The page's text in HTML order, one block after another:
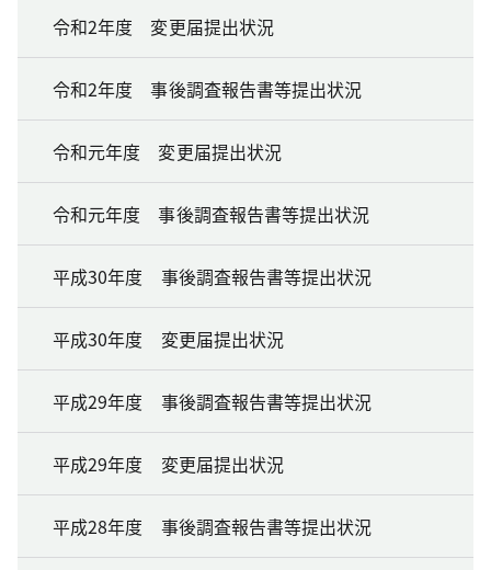
令和2年度 変更届提出状況
令和2年度 事後調査報告書等提出状況
令和元年度 変更届提出状況
令和元年度 事後調査報告書等提出状況
平成30年度 事後調査報告書等提出状況
平成30年度 変更届提出状況
平成29年度 事後調査報告書等提出状況
平成29年度 変更届提出状況
平成28年度 事後調査報告書等提出状況